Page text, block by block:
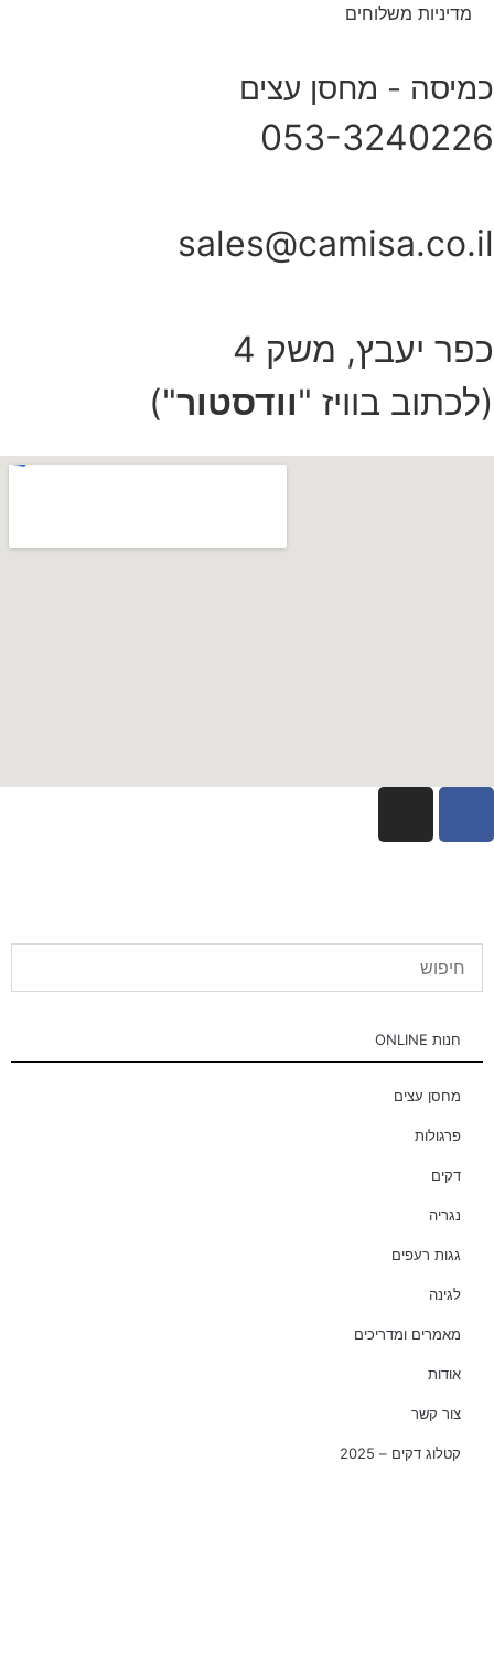
מדיניות משלוחים
כמיסה - מחסן עצים
053-3240226
sales@camisa.co.il
כפר יעבץ, משק 4
(לכתוב בוויז "וודסטור")
חנות ONLINE
מחסן עצים
פרגולות
דקים
נגריה
גגות רעפים
לגינה
מאמרים ומדריכים
אודות
צור קשר
קטלוג דקים – 2025